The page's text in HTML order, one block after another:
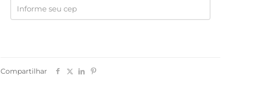
Compartilhar